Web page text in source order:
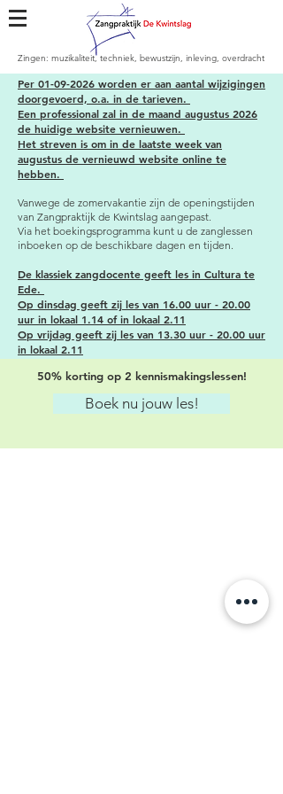
Zingen: muzikaliteit, techniek, bewustzijn, inleving, overdracht
​Per 01-09-2026 worden er aan aantal wijzigingen
doorgevoerd, o.a. in de tarieven.
Een professional zal in de maand augustus 2026
de huidige website vernieuwen.
Het streven is om in de laatste week van
augustus de vernieuwd website online te
hebben.
Vanwege de zomervakantie zijn de openingstijden
van Zangpraktijk de Kwintslag aangepast.
Via het boekingsprogramma kunt u de zanglessen
inboeken op de beschikbare dagen en tijden.
De klassiek zangdocente geeft les in Cultura te
Ede.
Op dinsdag geeft zij les van 16.00 uur - 20.00
uur in lokaal 1.14 of in lokaal 2.11
Op vrijdag geeft zij les van 13.30 uur - 20.00 uur
in lokaal 2.11
50% korting op 2 kennismakingslessen!
Boek nu jouw les!